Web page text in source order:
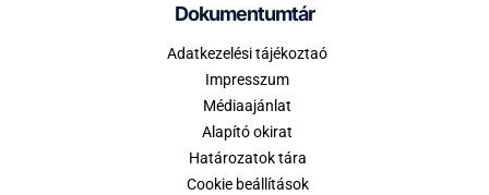
Dokumentumtár
Adatkezelési tájékoztaó
Impresszum
Médiaajánlat
Alapító okirat
Határozatok tára
Cookie beállítások